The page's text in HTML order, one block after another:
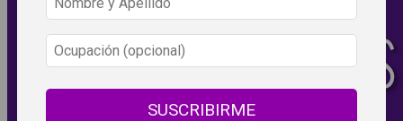
SUSCRIBIRME